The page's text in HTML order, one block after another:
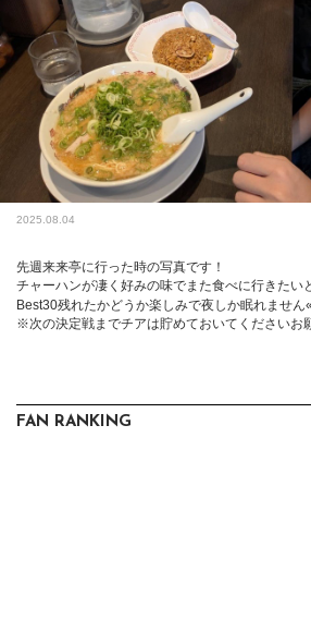
2025.08.04
先週来来亭に行った時の写真です！
チャーハンが凄く好みの味でまた食べに行きた
Best30残れたかどうか楽しみで夜しか眠れません«٩(*´ ꒳ `*)۶»ﾜｸﾜｸ
※次の決定戦までチアは貯めておいてくださいお
FAN RANKING